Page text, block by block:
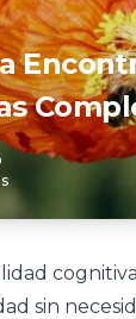
sin